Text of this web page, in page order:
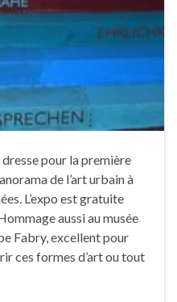
dresse pour la première
de l’art urbain à
L’expo est gratuite
aussi au musée
Fabry, excellent pour
ces formes d’art ou tout